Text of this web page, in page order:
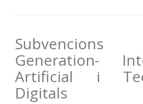
Generation-
Artificial i
Digitals